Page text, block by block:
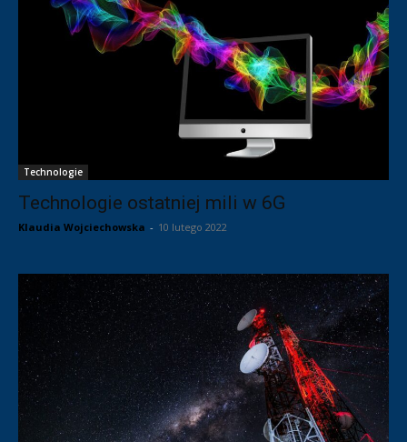
Technologie
Technologie ostatniej mili w 6G
Klaudia Wojciechowska - 10 lutego 2022